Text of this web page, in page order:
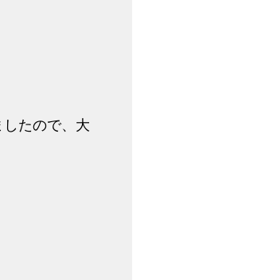
たので、大